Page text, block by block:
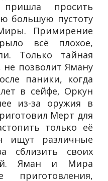
просить
большую пустоту
Примирение
всё плохое,
Только тайная
не позволит Яману
паники, когда
в сейфе, Оркун
из-за оружия в
Мерт для
только её
ищут различные
сблизить своих
Яман и Мира
приготовления,